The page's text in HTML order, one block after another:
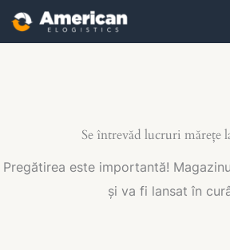
Se întrevăd lucruri mărețe
Pregătirea este importantă!
și va fi lansat în